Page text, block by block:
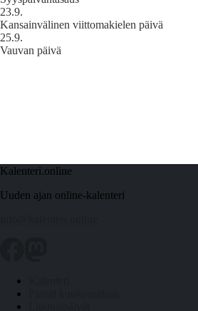
23.9.
Kansainvälinen viittomakielen päivä
25.9.
Vauvan päivä
Kalenteri.online
Uuden ajan online-kalenteri